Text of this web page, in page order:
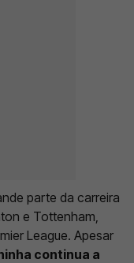
parte da carreira
e Tottenham,
League. Apesar
continua a